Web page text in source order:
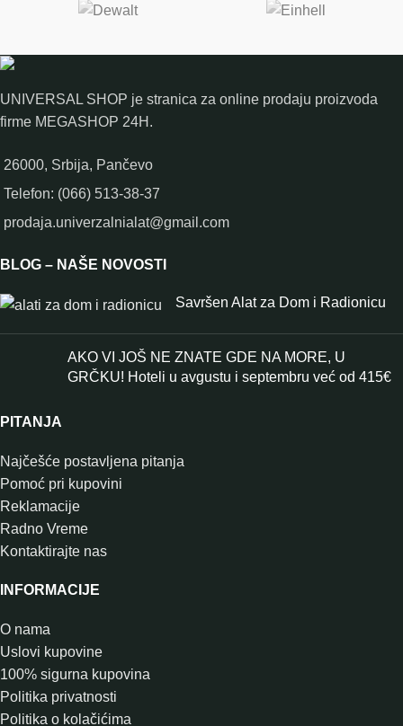
UNIVERSAL SHOP je stranica za online prodaju proizvoda
firme MEGASHOP 24H.
26000, Srbija, Pančevo
Telefon: (066) 513-38-37
prodaja.univerzalnialat@gmail.com
BLOG – NAŠE NOVOSTI
Savršen Alat za Dom i Radionicu
AKO VI JOŠ NE ZNATE GDE NA MORE, U
GRČKU! Hoteli u avgustu i septembru već od 415€
PITANJA
Najčešće postavljena pitanja
Pomoć pri kupovini
Reklamacije
Radno Vreme
Kontaktirajte nas
INFORMACIJE
O nama
Uslovi kupovine
100% sigurna kupovina
Politika privatnosti
Politika o kolačićima